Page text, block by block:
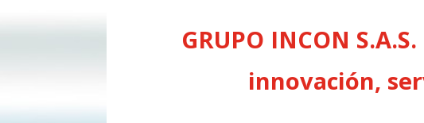
GRUPO INCON
innovación,